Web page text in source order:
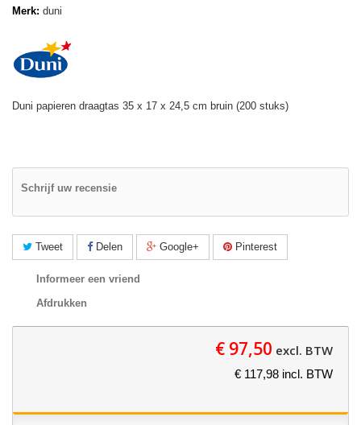
Merk: duni
Duni papieren draagtas 35 x 17 x 24,5 cm bruin (200 stuks)
Schrijf uw recensie
Tweet Delen Google+ Pinterest
Informeer een vriend
Afdrukken
€ 97,50 excl. BTW
€ 117,98 incl. BTW